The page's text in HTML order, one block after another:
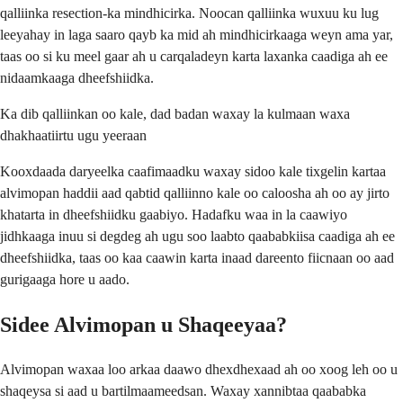
qalliinka resection-ka mindhicirka. Noocan qalliinka wuxuu ku lug
leeyahay in laga saaro qayb ka mid ah mindhicirkaaga weyn ama yar,
taas oo si ku meel gaar ah u carqaladeyn karta laxanka caadiga ah ee
nidaamkaaga dheefshiidka.
Ka dib qalliinkan oo kale, dad badan waxay la kulmaan waxa
dhakhaatiirtu ugu yeeraan
Kooxdaada daryeelka caafimaadku waxay sidoo kale tixgelin kartaa
alvimopan haddii aad qabtid qalliinno kale oo caloosha ah oo ay jirto
khatarta in dheefshiidku gaabiyo. Hadafku waa in la caawiyo
jidhkaaga inuu si degdeg ah ugu soo laabto qaababkiisa caadiga ah ee
dheefshiidka, taas oo kaa caawin karta inaad dareento fiicnaan oo aad
gurigaaga hore u aado.
Sidee Alvimopan u Shaqeeyaa?
Alvimopan waxaa loo arkaa daawo dhexdhexaad ah oo xoog leh oo u
shaqeysa si aad u bartilmaameedsan. Waxay xannibtaa qaababka